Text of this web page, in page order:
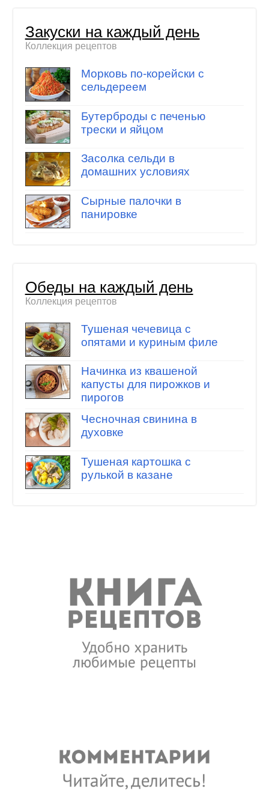
Закуски на каждый день
Коллекция рецептов
Морковь по-корейски с
сельдереем
Бутерброды с печенью
трески и яйцом
Засолка сельди в
домашних условиях
Сырные палочки в
панировке
Обеды на каждый день
Коллекция рецептов
Тушеная чечевица с
опятами и куриным филе
Начинка из квашеной
капусты для пирожков и
пирогов
Чесночная свинина в
духовке
Тушеная картошка с
рулькой в казане